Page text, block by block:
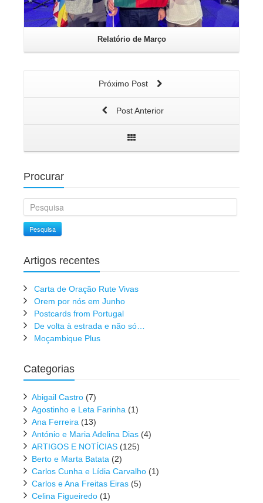
Relatório de Março
Próximo Post
Post Anterior
Procurar
Pesquisa
Artigos recentes
Carta de Oração Rute Vivas
Orem por nós em Junho
Postcards from Portugal
De volta à estrada e não só…
Moçambique Plus
Categorias
Abigail Castro (7)
Agostinho e Leta Farinha (1)
Ana Ferreira (13)
António e Maria Adelina Dias (4)
ARTIGOS E NOTÍCIAS (125)
Berto e Marta Batata (2)
Carlos Cunha e Lídia Carvalho (1)
Carlos e Ana Freitas Eiras (5)
Celina Figueiredo (1)